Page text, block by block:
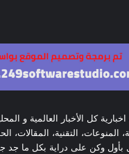
كل الأخبار العالمية و
المنوعات، التقنية، المقالات،
بأول وكن على دراية بكل ما جد